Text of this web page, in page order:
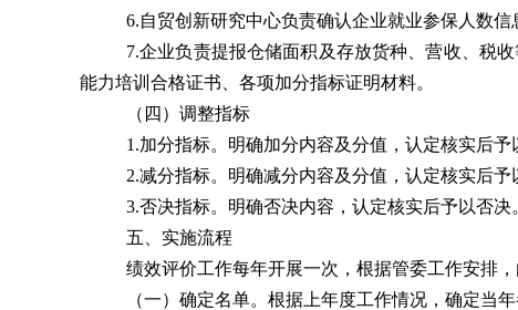
6.自贸创新研究中心负责确认企业就业参保人数信
7.企业负责提报仓储面积及存放货种、营收、税
能力培训合格证书、各项加分指标证明材料。
（四）调整指标
1.加分指标。明确加分内容及分值，认定核实后予
2.减分指标。明确减分内容及分值，认定核实后予
3.否决指标。明确否决内容，认定核实后予以否决
五、实施流程
绩效评价工作每年开展一次，根据管委工作安排
（一）确定名单。 根据上年度工作情况，确定当年